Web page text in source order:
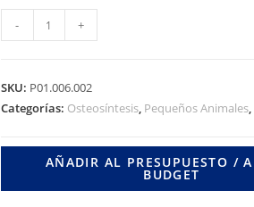
RECTA
/
BLOQUEADO
- +
SKU: P01.006.002
Categorías: Osteosíntesis, Pequeños Animales,
AÑADIR AL PRESUPUESTO /
BUDGET